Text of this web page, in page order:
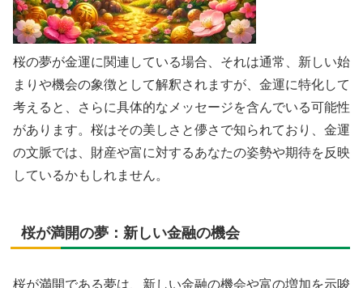
桜の夢が金運に関連している場合、それは通常、新しい始
まりや機会の象徴として解釈されますが、金運に特化して
考えると、さらに具体的なメッセージを含んでいる可能性
があります。桜はその美しさと儚さで知られており、金運
の文脈では、財産や富に対するあなたの姿勢や期待を反映
しているかもしれません。
桜が満開の夢：新しい金融の機会
桜が満開である夢は、新しい金融の機会や富の増加を示唆